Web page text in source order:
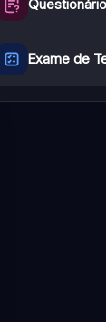
Questionário
Exame de